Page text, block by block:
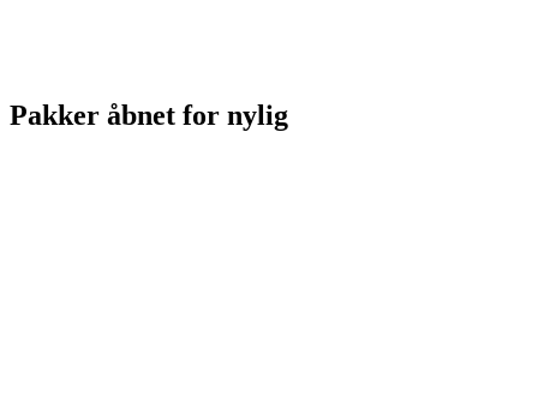
Pakker åbnet for nylig